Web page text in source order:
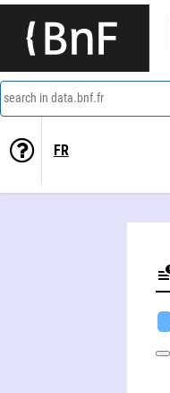
search in data.bnf.fr
FR